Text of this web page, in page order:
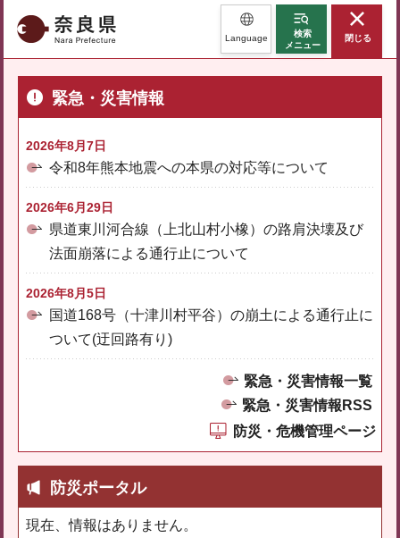
奈良県 Language
検索
メニュー
閉じる
緊急・災害情報
2026年8月7日
令和8年熊本地震への本県の対応等について
2026年6月29日
県道東川河合線（上北山村小橡）の路肩決壊及び
法面崩落による通行止について
2026年8月5日
国道168号（十津川村平谷）の崩土による通行止に
ついて(迂回路有り)
緊急・災害情報一覧
緊急・災害情報RSS
防災・危機管理ページ
防災ポータル
現在、情報はありません。